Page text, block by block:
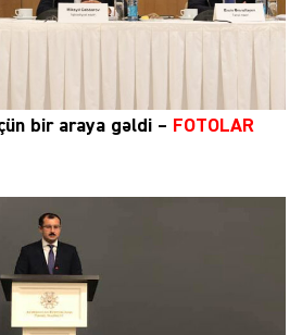
bir araya gəldi – FOTOLAR